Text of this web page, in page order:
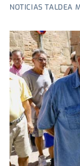
NOTICIAS TALDEA